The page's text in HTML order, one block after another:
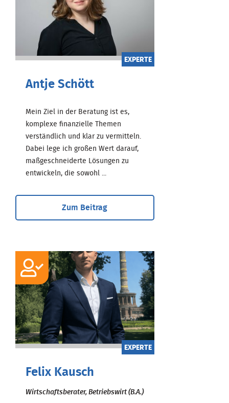
EXPERTE
Antje Schött
Mein Ziel in der Beratung ist es,
komplexe finanzielle Themen
verständlich und klar zu vermitteln.
Dabei lege ich großen Wert darauf,
maßgeschneiderte Lösungen zu
entwickeln, die sowohl ...
Zum Beitrag
EXPERTE
Felix Kausch
Wirtschaftsberater, Betriebswirt (B.A.)